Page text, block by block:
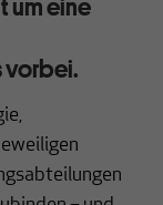
vorbei.